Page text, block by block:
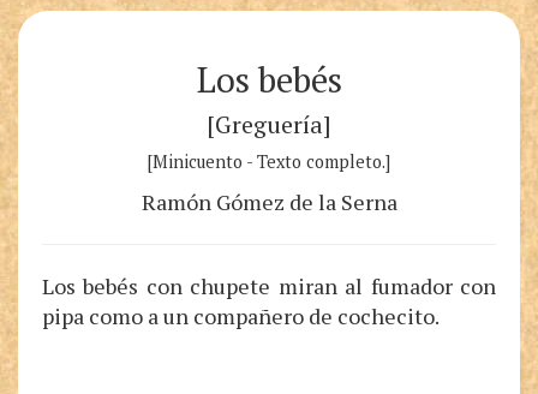
Los bebés
[Greguería]
[Minicuento - Texto completo.]
Ramón Gómez de la Serna
Los bebés con chupete miran al fumador con
pipa como a un compañero de cochecito.